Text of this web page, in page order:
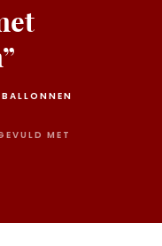
BALLONNEN
MET